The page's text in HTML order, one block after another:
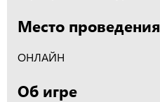
Место проведения
ОНЛАЙН
Об игре